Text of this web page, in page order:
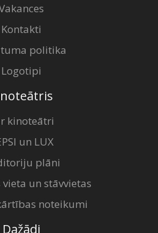
Kontakti
politika
Logotipi
kinoteātri
un LUX
plāni
un stāvvietas
noteikumi
Dažādi